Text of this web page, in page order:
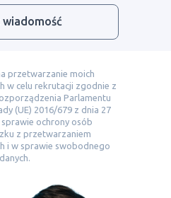
wiadomość
przetwarzanie moich
w celu rekrutacji zgodnie z
Parlamentu
(UE) 2016/679 z dnia 27
sprawie ochrony osób
z przetwarzaniem
i w sprawie swobodnego